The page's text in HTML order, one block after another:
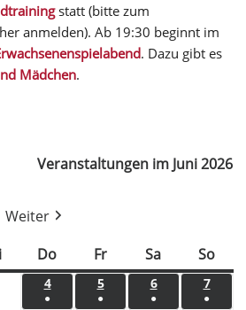
statt (bitte zum
anmelden). Ab 19:30 beginnt im
. Dazu gibt es
Mädchen.
Veranstaltungen im Juni 2026
Weiter
Do Fr Sa So
4
●
5
●
6
●
7
●